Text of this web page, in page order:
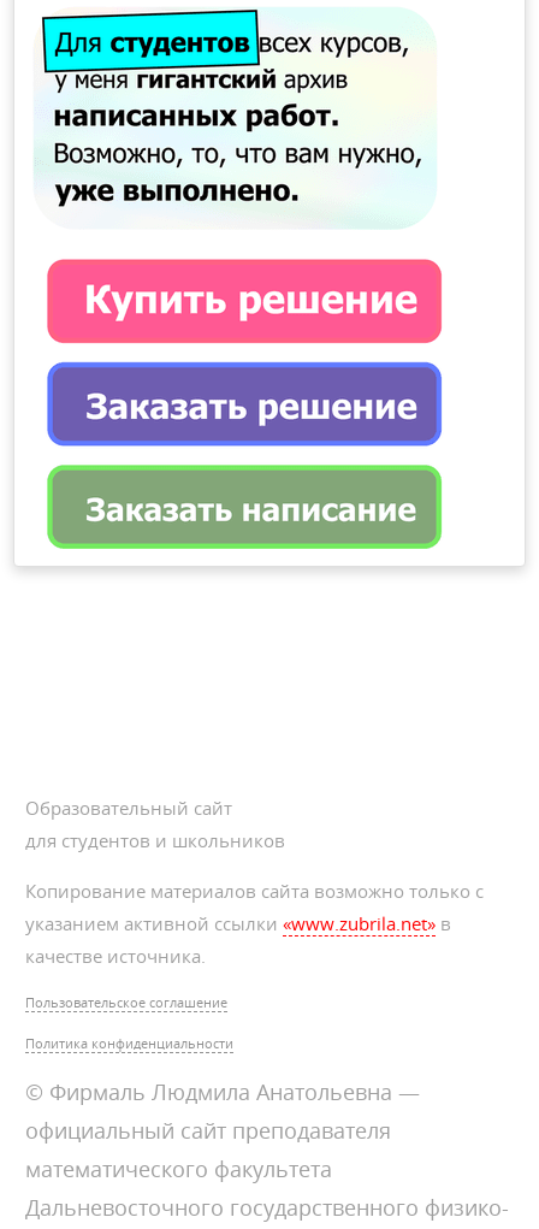
Образовательный сайт
для студентов и школьников
Копирование материалов сайта возможно только с
указанием активной ссылки«www.zubrila.net» в
качестве источника.
Пользовательское соглашение
Политика конфиденциальности
© Фирмаль Людмила Анатольевна —
официальный сайт преподавателя
математического факультета
Дальневосточного государственного физико-